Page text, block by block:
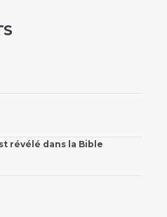
révélé dans la Bible